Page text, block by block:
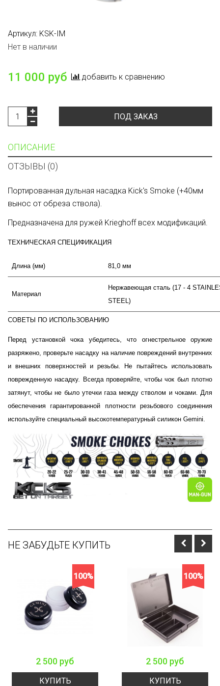
Артикул: KSK-IM
Нет в наличии
11 000 руб добавить к сравнению
ПОД ЗАКАЗ
ОПИСАНИЕ
ОТЗЫВЫ (0)
Портированная дульная насадка Kick's Smoke (+40мм
вынос от обреза ствола).
Предназначена для ружей Krieghoff всех модификаций.
ТЕХНИЧЕСКАЯ СПЕЦИФИКАЦИЯ
Длина (мм) 81,0 мм
Материал
Нержавеющая сталь (17 - 4
STEEL)
Обработка поверхности Полированная нержавеющая сталь
СОВЕТЫ ПО ИСПОЛЬЗОВАНИЮ
Перед установкой чока убедитесь, что огнестрельное оружие
разряжено, проверьте насадку на наличие повреждений внутренних
и внешних поверхностей и резьбы. Не пытайтесь использовать
поврежденную насадку. Всегда проверяйте, чтобы чок был плотно
затянут, чтобы не было утечки газа между стволом и чоками. Для
обеспечения гарантированной плотности резьбового соединения
используйте специальный высокотемпературный силикон Gemini.
НЕ ЗАБУДЬТЕ КУПИТЬ
100%
2 500 руб
КУПИТЬ
100%
2 500 руб
КУПИТЬ